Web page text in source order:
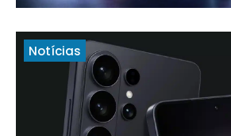
Notícias